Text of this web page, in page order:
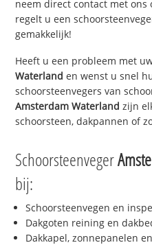
neem direct contact met ons
regelt u een
gemakkelijk!
Heeft u een probleem met
Waterland en wenst u snel
schoorsteenvegers van
Amsterdam Waterland zijn
schoorsteen, dakpannen of
Schoorsteenveger
bij:
Schoorsteenvegen en
Dakgoten reining en
Dakkapel, zonnepanelen